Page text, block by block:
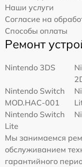
Наши услуги
Согласие на
Способы оплаты
Ремонт
Nintendo 3DS
Nintendo Switch
MOD.HAC-001
Nintendo Switch
Lite
Мы занимаемся
обслуживанием
гарантийного